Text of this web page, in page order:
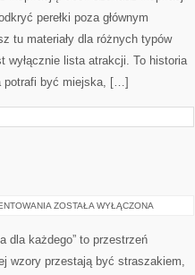
perełki poza głównym
tu materiały dla różnych typów
wyłącznie lista atrakcji. To historia
potrafi być miejska, […]
MATEMATYKA
ZOSTAŁA WYŁĄCZONA
dla każdego” to przestrzeń
wzory przestają być straszakiem,